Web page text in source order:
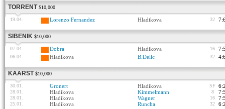
TORRENT $10,000
19.04. Lorenzo Fernandez Hladikova 32
SIBENIK $10,000
07.04. Dobra Hladikova 16
06.04. Hladikova B.Delic 32
KAARST $10,000
30.01. Gronert Hladikova SF
28.01. Hladikova Kimmelmann 8
28.01. Hladikova Wagner 16
25.01. Hladikova Runcha 32